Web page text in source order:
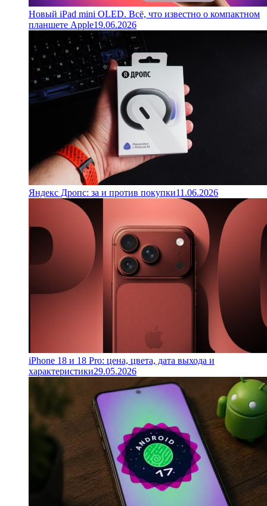
Новый iPad mini OLED. Всё, что известно о компактном
планшете Apple19.06.2026
Яндекс Дропс: за и против покупки11.06.2026
iPhone 18 и 18 Pro: цена, цвета, дата выхода и
характеристики29.05.2026